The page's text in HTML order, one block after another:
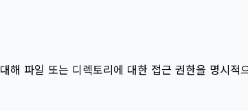
파일 또는 디렉토리에 대한 접근 권한을 명시적